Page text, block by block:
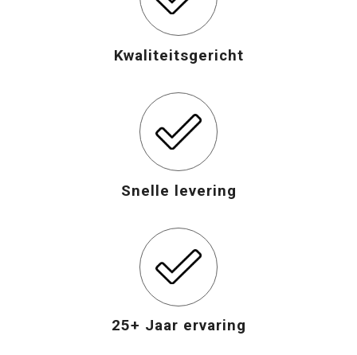
Kwaliteitsgericht
Snelle levering
25+ Jaar ervaring